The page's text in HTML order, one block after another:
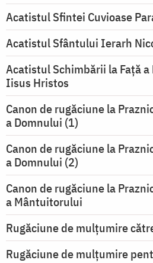
Acatistul Sfintei Cuvioase
Acatistul Sfântului Ierarh
Acatistul Schimbării la Faţă
Iisus Hristos
Canon de rugăciune la
a Domnului (1)
Canon de rugăciune la
a Domnului (2)
Canon de rugăciune la
a Mântuitorului
Rugăciune de mulţumire
Rugăciune de mulțumire